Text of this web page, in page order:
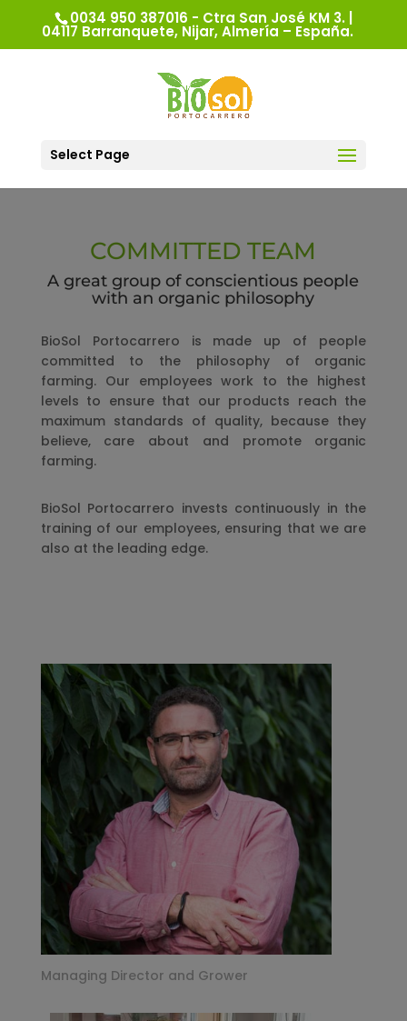
0034 950 387016 - Ctra San José KM 3. |
04117 Barranquete, Nijar, Almería – España.
Select Page
COMMITTED TEAM
A great group of conscientious people
with an organic philosophy
BioSol Portocarrero is made up of people
committed to the philosophy of organic
farming. Our employees work to the highest
levels to ensure that our products reach the
maximum standards of quality, because they
believe, care about and promote organic
farming.
BioSol Portocarrero invests continuously in the
training of our employees, ensuring that we are
also at the leading edge.
Managing Director and Grower